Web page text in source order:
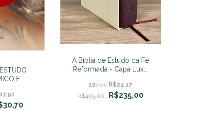
E
Fonteles
A Bíblia de Estudo da Fé
Reformada - Capa Luxo
Revista e Atualizada - R.
C. SPROUL
12x de R$24,17
R$405,00
R$235,00